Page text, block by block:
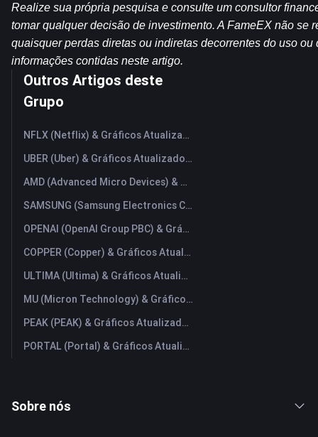
Realize sua própria pesquisa e consulte um consultor
tomar qualquer decisão de investimento. A FameEX não se
quaisquer perdas diretas ou indiretas decorrentes do uso ou
informações contidas neste artigo.
Outros Artigos deste
Grupo
NFLX (Netflix) & Gráficos Atualizados em Tempo Real
UBER (Uber) & Gráficos Atualizados em Tempo Real
AMD (Advanced Micro Devices) & Gráficos Atualizados em Tempo Real
SAMSUNG (Samsung Electronics Co., Ltd) & Gráficos Atualizados em Tempo Real
OPENAI (OpenAI Group PBC) & Gráficos Atualizados em Tempo Real
COPPER (Copper) & Gráficos Atualizados em Tempo Real
ULTIMA (Ultima) & Gráficos Atualizados em Tempo Real
MU (Micron Technology) & Gráficos Atualizados em Tempo Real
PEAK (PEAK) & Gráficos Atualizados em Tempo Real
PORTAL (Portal) & Gráficos Atualizados em Tempo Real
Sobre nós